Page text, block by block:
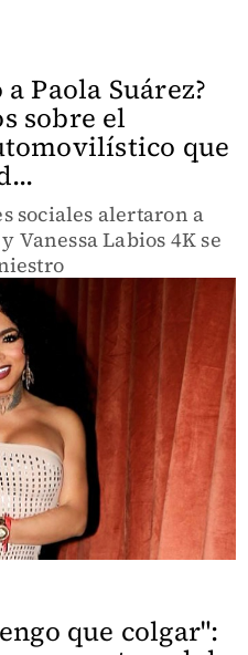
Paola Suárez?
sobre el
que
sociales alertaron a
Vanessa Labios 4K se
que colgar":